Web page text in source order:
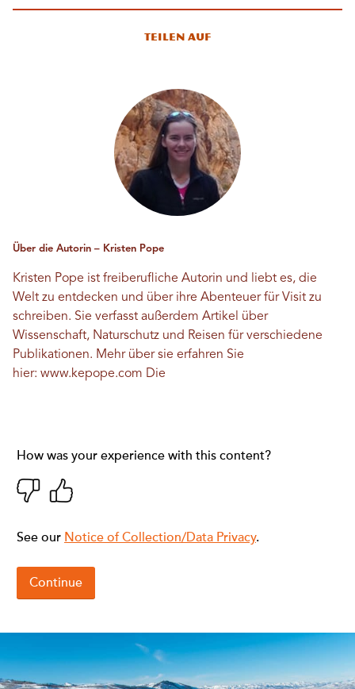
Teilen auf
Über die Autorin – Kristen Pope
Kristen Pope ist freiberufliche Autorin und liebt es, die
Welt zu entdecken und über ihre Abenteuer für Visit zu
schreiben. Sie verfasst außerdem Artikel über
Wissenschaft, Naturschutz und Reisen für verschiedene
Publikationen. Mehr über sie erfahren Sie
hier: www.kepope.com Die